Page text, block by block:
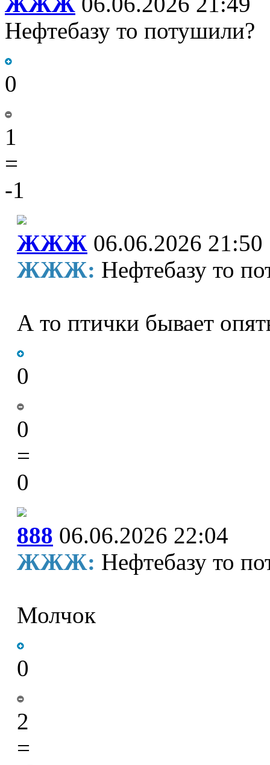
Нефтебазу то потушили?
0
1
=
-1
ЖЖЖ 06.06.2026 21:50
ЖЖЖ: Нефтебазу то
А то птички бывает
0
0
=
0
888 06.06.2026 22:04
ЖЖЖ: Нефтебазу то
Молчок
0
2
=